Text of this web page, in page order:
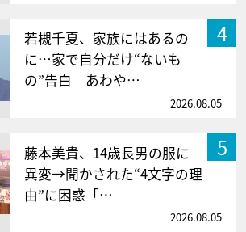
4
若槻千夏、家族にはあるの
に…家で自分だけ“ないも
の”告白 あわや…
2026.08.05
5
藤本美貴、14歳長男の服に
異変→聞かされた“4文字の理
由”に困惑「…
2026.08.05